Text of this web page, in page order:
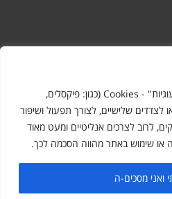
אתר זה עושה שימוש בקבצי "עוגיות" - Cookies (כגון: פיקסלים,
לצדדים שלישיים, לצורך תפעול ושיפור
לרוב לצרכים אנליטיים ומעט מאוד
או שימוש באתר מהווה הסכמה לכך.
ואני מסכים-ה
עדכונים ומידע מהשטח מהעיר
באינטרנט, מידע על
וכן טורי דעה, עסקים בחולון, ודיונים על
להשתתף בדיון ולשלוח לנו כתבות
באתר.
המידע והעדכונים על העיר חולון